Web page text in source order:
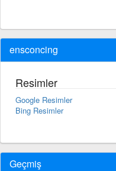
ensconcing
Resimler
Google Resimler
Bing Resimler
Geçmiş